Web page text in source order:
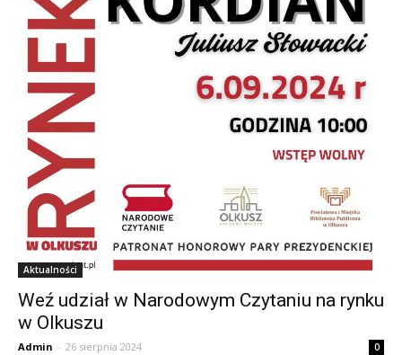
Aktualności
Weź udział w Narodowym Czytaniu na rynku
w Olkuszu
Admin - 26 sierpnia 2024 0